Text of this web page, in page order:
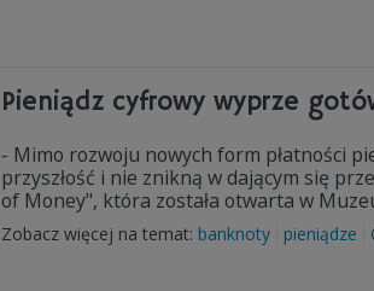
Pieniądz cyfrowy wyprze
- Mimo rozwoju nowych form płatności
przyszłość i nie znikną w dającym się
of Money", która została otwarta w
Zobacz więcej na temat: banknoty pieniądze